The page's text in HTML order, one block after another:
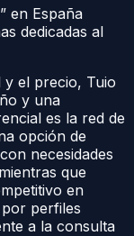
en España
dedicadas al
y el precio, Tuio
y una
es la red de
opción de
necesidades
que
en
perfiles
a la consulta